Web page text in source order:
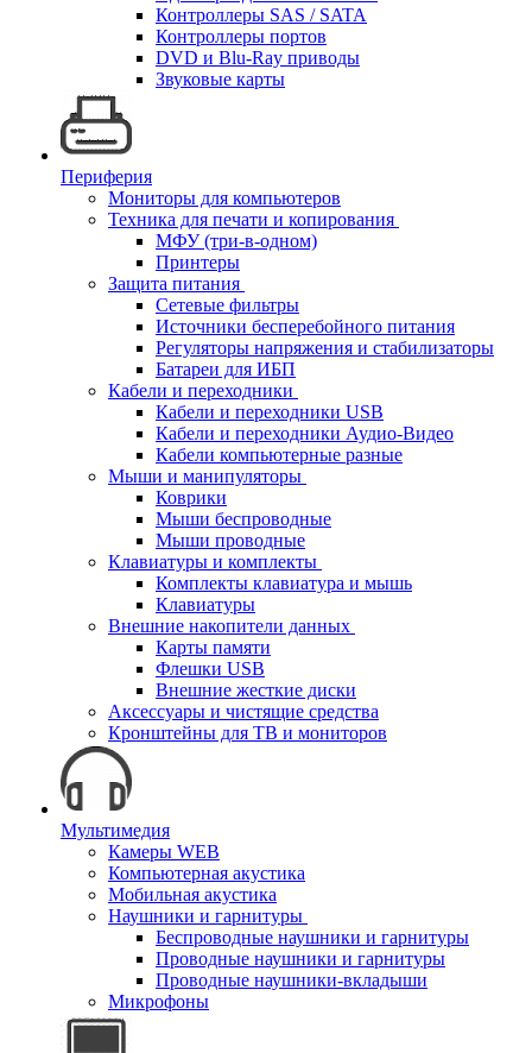
Контроллеры SAS / SATA
Контроллеры портов
DVD и Blu-Ray приводы
Звуковые карты
Периферия
Мониторы для компьютеров
Техника для печати и копирования
МФУ (три-в-одном)
Принтеры
Защита питания
Сетевые фильтры
Источники бесперебойного питания
Регуляторы напряжения и стабилизаторы
Батареи для ИБП
Кабели и переходники
Кабели и переходники USB
Кабели и переходники Аудио-Видео
Кабели компьютерные разные
Мыши и манипуляторы
Коврики
Мыши беспроводные
Мыши проводные
Клавиатуры и комплекты
Комплекты клавиатура и мышь
Клавиатуры
Внешние накопители данных
Карты памяти
Флешки USB
Внешние жесткие диски
Аксессуары и чистящие средства
Кронштейны для ТВ и мониторов
Мультимедия
Камеры WEB
Компьютерная акустика
Мобильная акустика
Наушники и гарнитуры
Беспроводные наушники и гарнитуры
Проводные наушники и гарнитуры
Проводные наушники-вкладыши
Микрофоны